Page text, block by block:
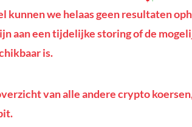
kunnen we helaas geen resultaten
aan een tijdelijke storing of de
is.
van alle andere crypto